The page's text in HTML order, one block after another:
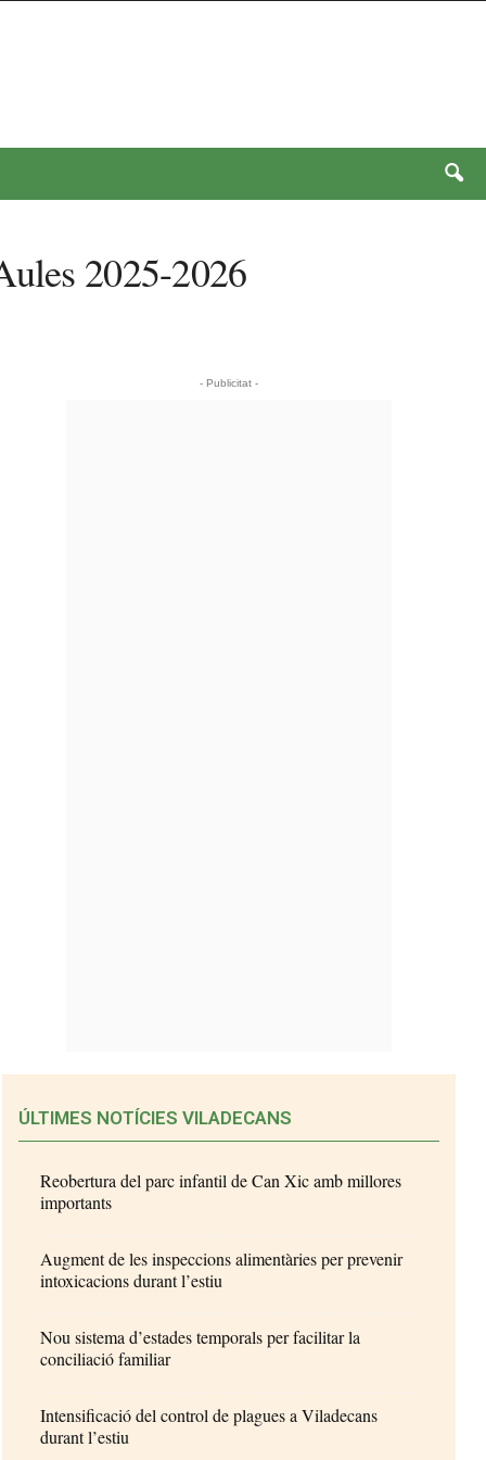
2025-2026
- Publicitat -
ÚLTIMES NOTÍCIES VILADECANS
Reobertura del parc infantil de Can Xic amb millores
importants
Augment de les inspeccions alimentàries per prevenir
intoxicacions durant l’estiu
Nou sistema d’estades temporals per facilitar la
conciliació familiar
Intensificació del control de plagues a Viladecans
durant l’estiu